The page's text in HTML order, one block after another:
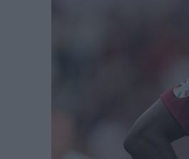
Παγκόσμιο Κύπελλο